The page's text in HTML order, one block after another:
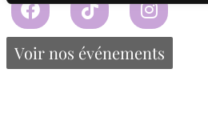
Voir nos événements